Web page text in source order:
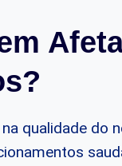
qualidade do